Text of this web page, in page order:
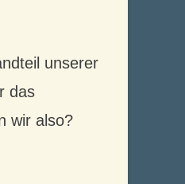
unserer
das
wir also?